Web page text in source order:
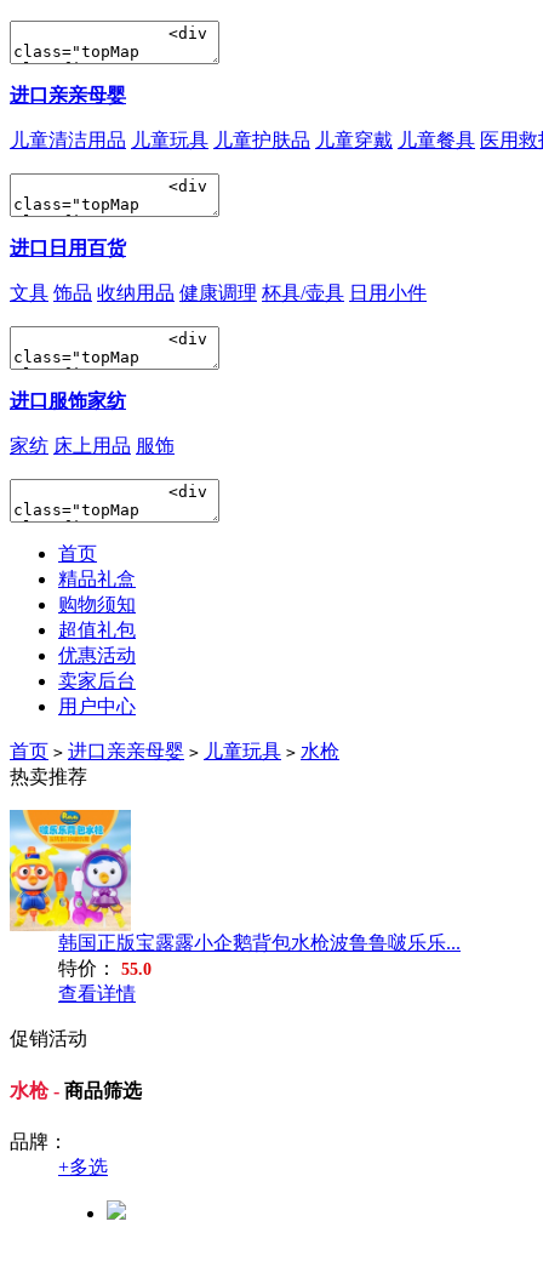
进口亲亲母婴
儿童清洁用品 儿童玩具 儿童护肤品 儿童穿戴 儿童餐具 医用救
进口日用百货
文具 饰品 收纳用品 健康调理 杯具/壶具 日用小件
进口服饰家纺
家纺 床上用品 服饰
首页
精品礼盒
购物须知
超值礼包
优惠活动
卖家后台
用户中心
首页 > 进口亲亲母婴 > 儿童玩具 > 水枪
热卖推荐
韩国正版宝露露小企鹅背包水枪波鲁鲁啵乐乐...
特价：
55.0
查看详情
促销活动
水枪 - 商品筛选
品牌：
+多选